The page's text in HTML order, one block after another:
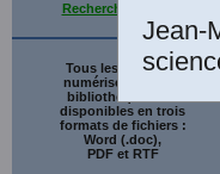
Recherche avancée
Tous les ouvrages
numérisés de cette
bibliothèque sont
disponibles en trois
formats de fichiers :
Word (.doc),
PDF et RTF
Jean-